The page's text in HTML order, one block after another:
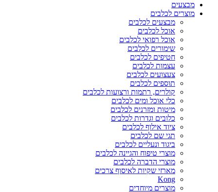
מבצעים
מוצרים לכלבים
מבצעים לכלבים
אוכל לכלבים
אוכל רפואי לכלבים
שימורים לכלבים
חטיפים לכלבים
עצמות לכלבים
צעצועים לכלבים
תוספים לכלבים
קולרים, רתמות ורצועות לכלבים
כלי אוכל ומים לכלבים
מיטות ומזרנים לכלבים
כלובים וגדרות לכלבים
ציוד אילוף לכלבים
תגי שם לכלבים
ביגוד ונעליים לכלבים
מוצרי טיפוח והגיינה לכלבים
מוצרי הדברה לכלבים
מארזי שקיות לאיסוף צרכים
Kong
מוצרים מיוחדים